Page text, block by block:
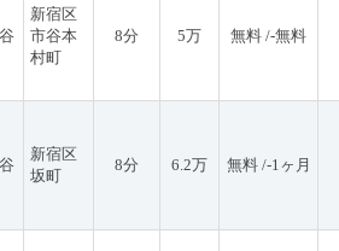
新宿区
市谷本
村町
8分 5万 無料 /-無料
新宿区
坂町
8分 6.2万 無料 /-1ヶ月